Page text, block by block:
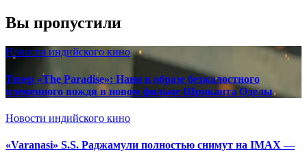
Вы пропустили
Новости индийского кино
Тизер «The Paradise»: Нани в образе безжалостного
племенного вождя в новом фильме Шриканта Оделы
Новости индийского кино
«Varanasi» S.S. Раджамули полностью снимут на IMAX —